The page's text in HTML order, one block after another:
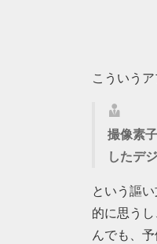
こういう
撮像素
したデ
という謳
的に思うし
んでも、